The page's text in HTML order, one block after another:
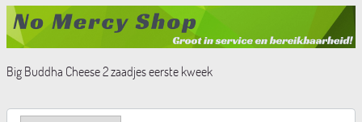
Big Buddha Cheese 2 zaadjes eerste kweek